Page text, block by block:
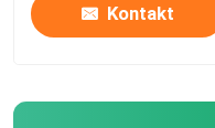
Kontakt